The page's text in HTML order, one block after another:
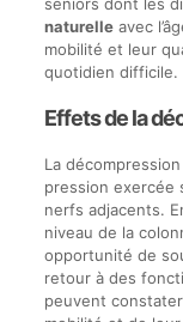
naturelleavec
mobilité et leur
quotidien difficile.
Effets de la
La
pression exercée
nerfs adjacents.
niveau de la
opportunité de
retour à des
peuvent